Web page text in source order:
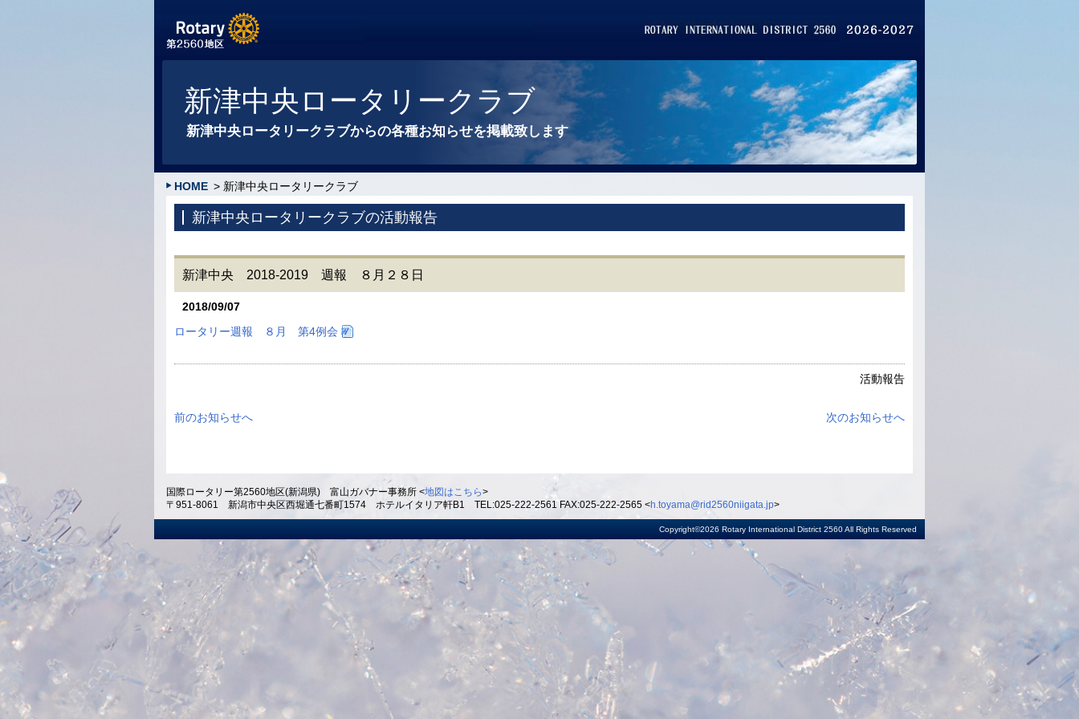
新津中央ロータリークラブ
新津中央ロータリークラブからの各種お知らせを掲載致します
HOME > 新津中央ロータリークラブ
新津中央ロータリークラブの活動報告
新津中央 2018-2019 週報 ８月２８日
2018/09/07
ロータリー週報 ８月 第4例会
活動報告
前のお知らせへ 次のお知らせへ
国際ロータリー第2560地区(新潟県) 富山ガバナー事務所 <地図はこちら>
〒951-8061 新潟市中央区西堀通七番町1574 ホテルイタリア軒B1 TEL:025-222-2561 FAX:025-222-2565 <h.toyama@rid2560niigata.jp>
Copyright©2026 Rotary International District 2560 All Rights Reserved